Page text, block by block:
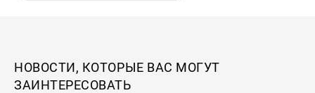
НОВОСТИ, КОТОРЫЕ ВАС МОГУТ
ЗАИНТЕРЕСОВАТЬ